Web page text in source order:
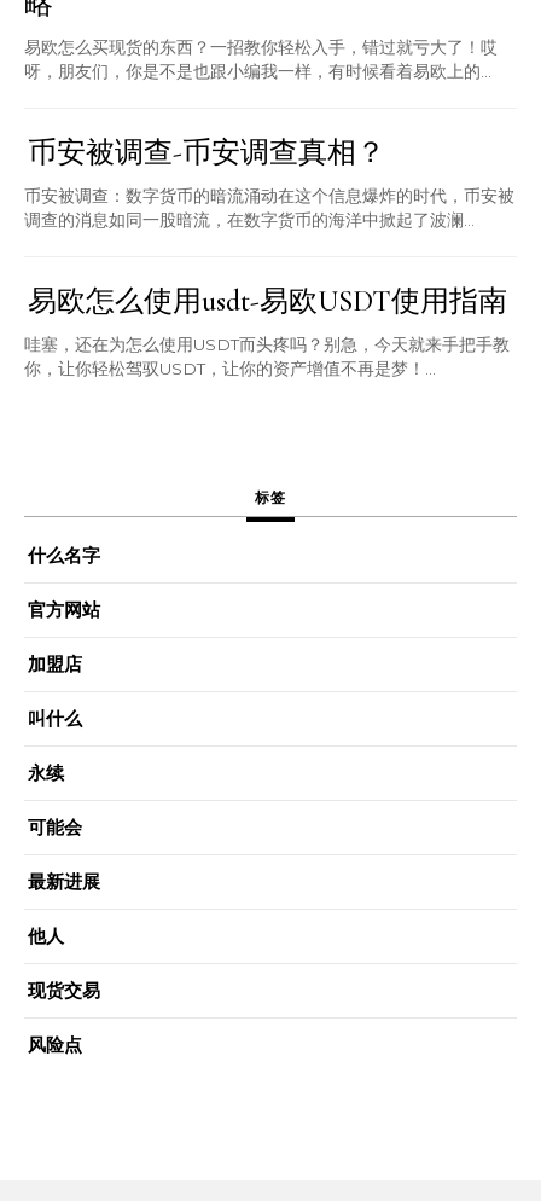
易欧怎么买现货的东西？一招教你轻松入手，错过就亏大了！哎
呀，朋友们，你是不是也跟小编我一样，有时候看着易欧上的...
币安被调查-币安调查真相？
币安被调查：数字货币的暗流涌动在这个信息爆炸的时代，币安被
调查的消息如同一股暗流，在数字货币的海洋中掀起了波澜...
易欧怎么使用usdt-易欧USDT使用指南
哇塞，还在为怎么使用USDT而头疼吗？别急，今天就来手把手教
你，让你轻松驾驭USDT，让你的资产增值不再是梦！...
标签
什么名字
官方网站
加盟店
叫什么
永续
可能会
最新进展
他人
现货交易
风险点